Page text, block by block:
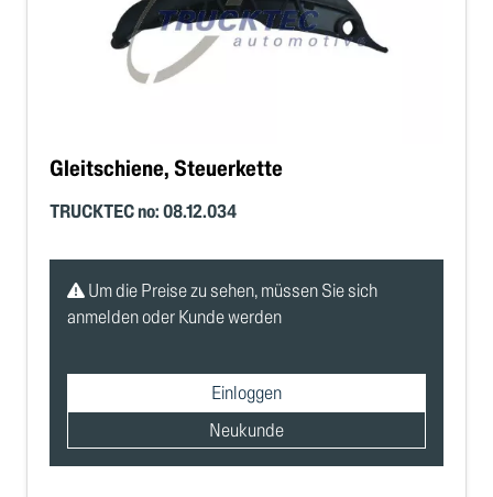
Gleitschiene, Steuerkette
TRUCKTEC no: 08.12.034
Um die Preise zu sehen, müssen Sie sich
anmelden oder Kunde werden
Einloggen
Neukunde